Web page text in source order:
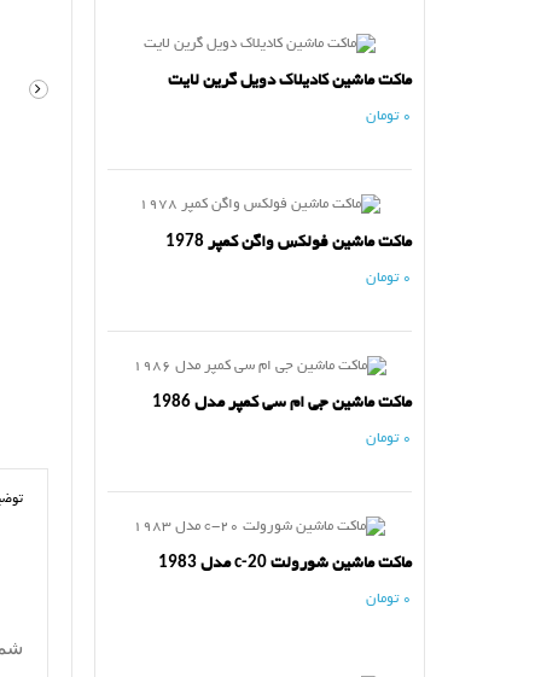
ماکت ماشین کادیلاک دویل گرین لایت
0 تومان
ماکت ماشین فولکس واگن کمپر 1978
0 تومان
ماکت ماشین جی ام سی کمپر مدل 1986
0 تومان
ماکت ماشین شورولت c-20 مدل 1983
0 تومان